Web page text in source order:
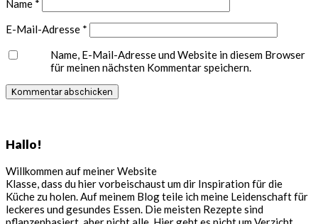
Name *
E-Mail-Adresse *
Name, E-Mail-Adresse und Website in diesem Browser
für meinen nächsten Kommentar speichern.
Hallo!
Willkommen auf meiner Website
Klasse, dass du hier vorbeischaust um dir Inspiration für die
Küche zu holen. Auf meinem Blog teile ich meine Leidenschaft für
leckeres und gesundes Essen. Die meisten Rezepte sind